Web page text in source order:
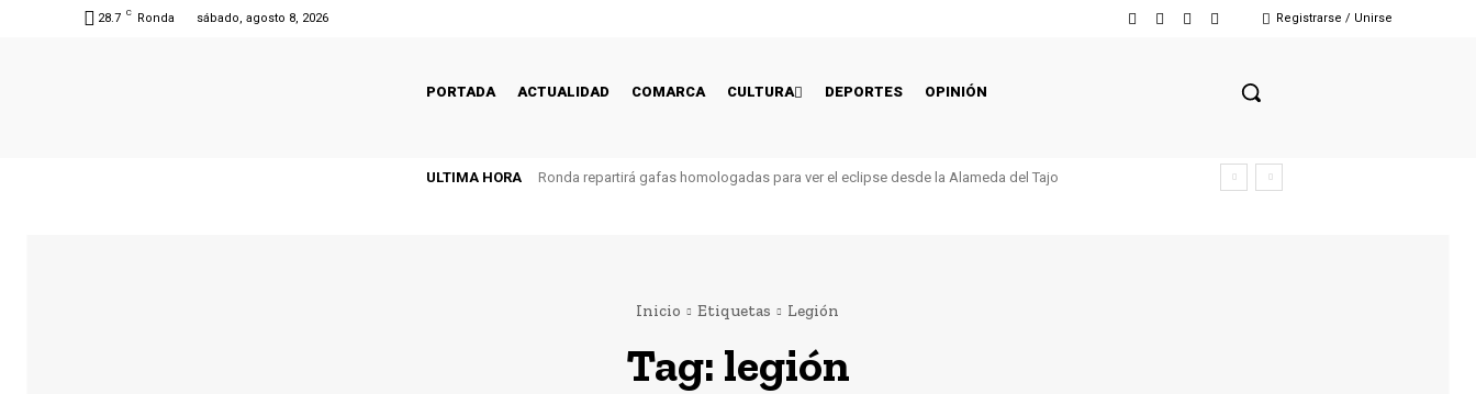
28.7 C Ronda sábado, agosto 8, 2026 Registrarse / Unirse
PORTADA ACTUALIDAD COMARCA CULTURA DEPORTES OPINIÓN
ULTIMA HORA Ronda repartirá gafas homologadas para ver el eclipse desde la Alameda del Tajo
Inicio Etiquetas Legión
Tag: legión